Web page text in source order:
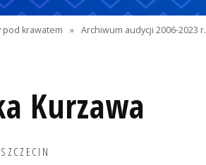
pod krawatem » Archiwum audycji 2006-2023 r.
Kurzawa